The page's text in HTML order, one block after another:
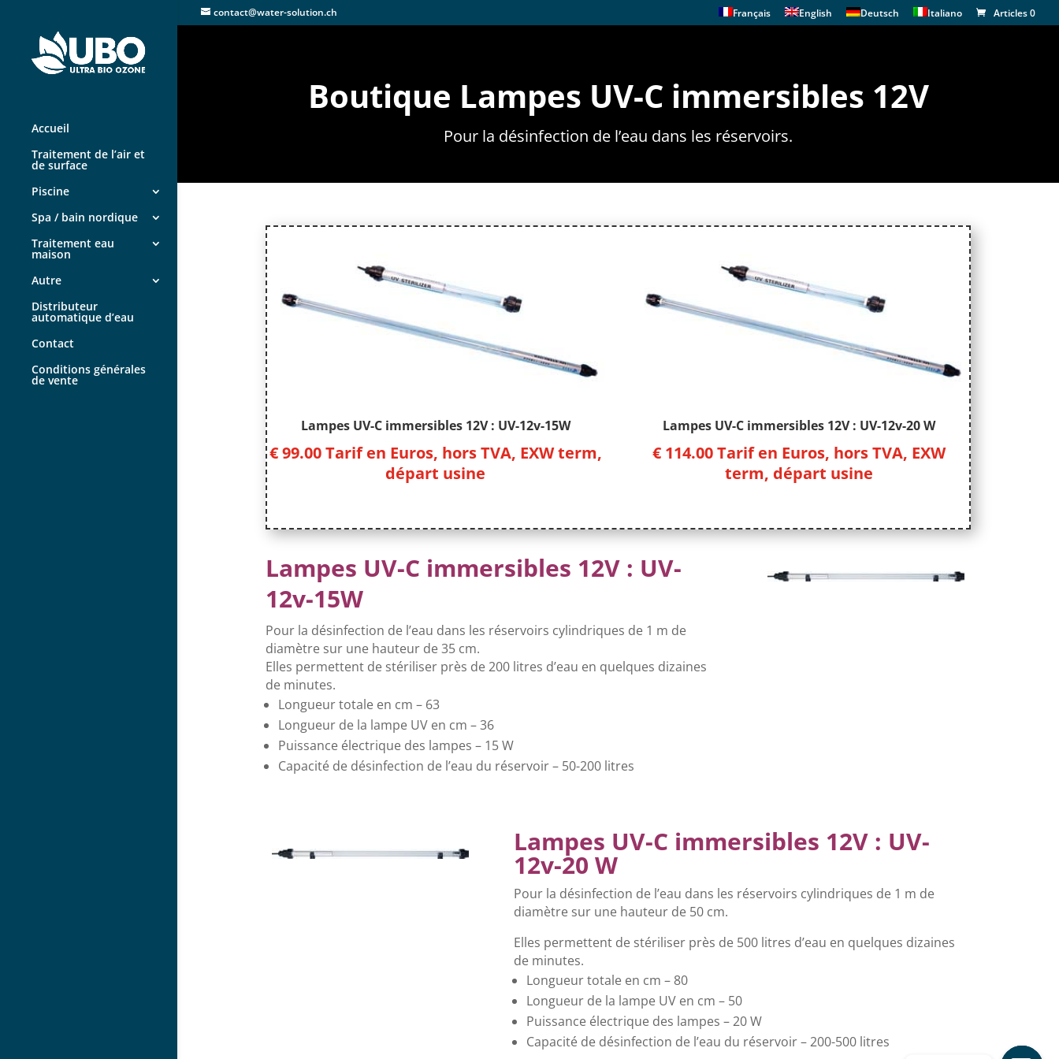
contact@water-solution.ch Français English Deutsch Italiano Articles 0
Accueil
Traitement de l’air et
de surface
Piscine
Spa / bain nordique
Traitement eau
maison
Autre
Distributeur
automatique d’eau
Contact
Conditions générales
de vente
Boutique Lampes UV-C immersibles 12V
Pour la désinfection de l’eau dans les réservoirs.
Lampes UV-C immersibles 12V : UV-12v-15W
€99.00Tarif en Euros, hors TVA, EXW term,
départ usine
Lampes UV-C immersibles 12V : UV-12v-20 W
€ 114.00 Tarif en Euros, hors TVA, EXW
term, départ usine
Lampes UV-C immersibles 12V : UV-
12v-15W
Pour la désinfection de l’eau dans les réservoirs cylindriques de 1 m de
diamètre sur une hauteur de 35 cm.
Elles permettent de stériliser près de 200 litres d’eau en quelques dizaines
de minutes.
Longueur totale en cm – 63
Longueur de la lampe UV en cm – 36
Puissance électrique des lampes – 15 W
Capacité de désinfection de l’eau du réservoir – 50-200 litres
Lampes UV-C immersibles 12V : UV-
12v-20 W
Pour la désinfection de l’eau dans les réservoirs cylindriques de 1 m de
diamètre sur une hauteur de 50 cm.
Elles permettent de stériliser près de 500 litres d’eau en quelques dizaines
de minutes.
Longueur totale en cm – 80
Longueur de la lampe UV en cm – 50
Puissance électrique des lampes – 20 W
Capacité de désinfection de l’eau du réservoir – 200-500 litres